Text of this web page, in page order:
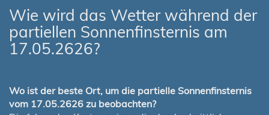
Wie wird das Wetter während der
partiellen Sonnenfinsternis am
17.05.2626?
Wo ist der beste Ort, um die partielle Sonnenfinsternis
vom 17.05.2626 zu beobachten?